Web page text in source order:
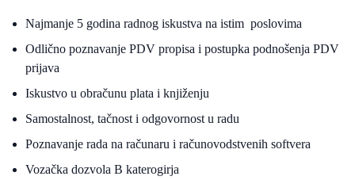
Najmanje 5 godina radnog iskustva na istim poslovima
Odlično poznavanje PDV propisa i postupka podnošenja PDV
prijava
Iskustvo u obračunu plata i knjiženju
Samostalnost, tačnost i odgovornost u radu
Poznavanje rada na računaru i računovodstvenih softvera
Vozačka dozvola B katerogirja